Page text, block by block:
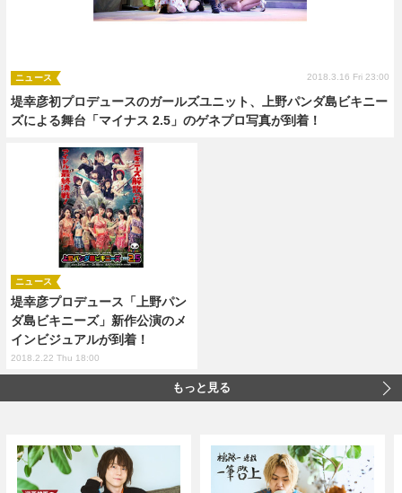
舞台 新帝スタ
編集部ブログ・お知らせ
堤幸彦初プロデュースのガールズユニット、上野パンダ島ビキニー
ズによる舞台「マイナス 2.5」のゲネプロ写真が到着！
ニュース 2018.3.16 Fri 23:00
堤幸彦プロデュース「上野パン
ダ島ビキニーズ」新作公演のメ
インビジュアルが到着！
ニュース
2018.2.22 Thu 18:00
もっと見る